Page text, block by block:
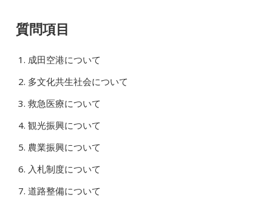
質問項目
成田空港について
多文化共生社会について
救急医療について
観光振興について
農業振興について
入札制度について
道路整備について